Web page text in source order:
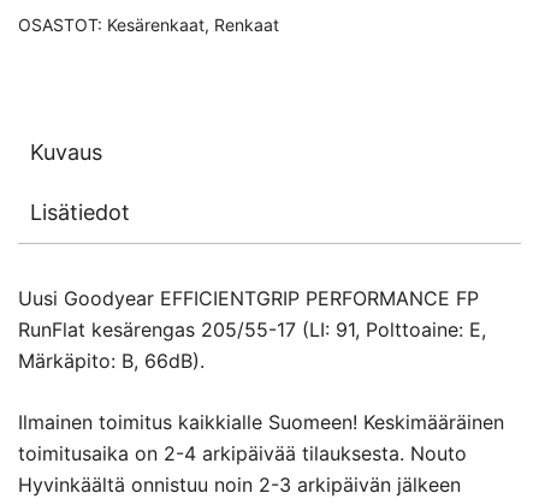
OSASTOT: Kesärenkaat, Renkaat
Kuvaus
Lisätiedot
Uusi Goodyear EFFICIENTGRIP PERFORMANCE FP
RunFlat kesärengas 205/55-17 (LI: 91, Polttoaine: E,
Märkäpito: B, 66dB).
Ilmainen toimitus kaikkialle Suomeen! Keskimääräinen
toimitusaika on 2-4 arkipäivää tilauksesta. Nouto
Hyvinkäältä onnistuu noin 2-3 arkipäivän jälkeen